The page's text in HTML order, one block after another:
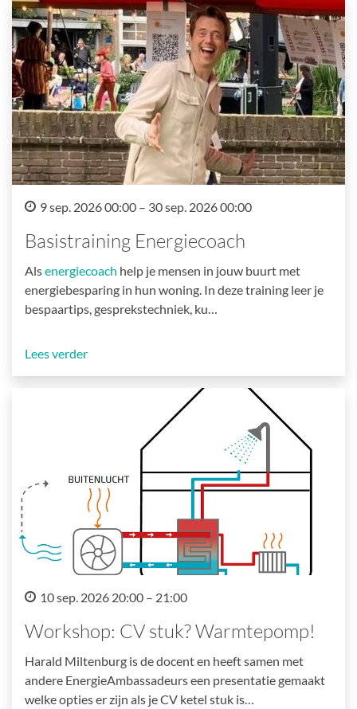
9 sep. 2026 00:00 – 30 sep. 2026 00:00
Basistraining Energiecoach
Alsenergiecoach help je mensen in jouw buurt met
energiebesparing in hun woning. In deze training leer je
bespaartips, gesprekstechniek, ku…
Lees verder
10 sep. 2026 20:00 – 21:00
Workshop: CV stuk? Warmtepomp!
Harald Miltenburg is de docent en heeft samen met
andere EnergieAmbassadeurs een presentatie gemaakt
welke opties er zijn als je CV ketel stuk is…